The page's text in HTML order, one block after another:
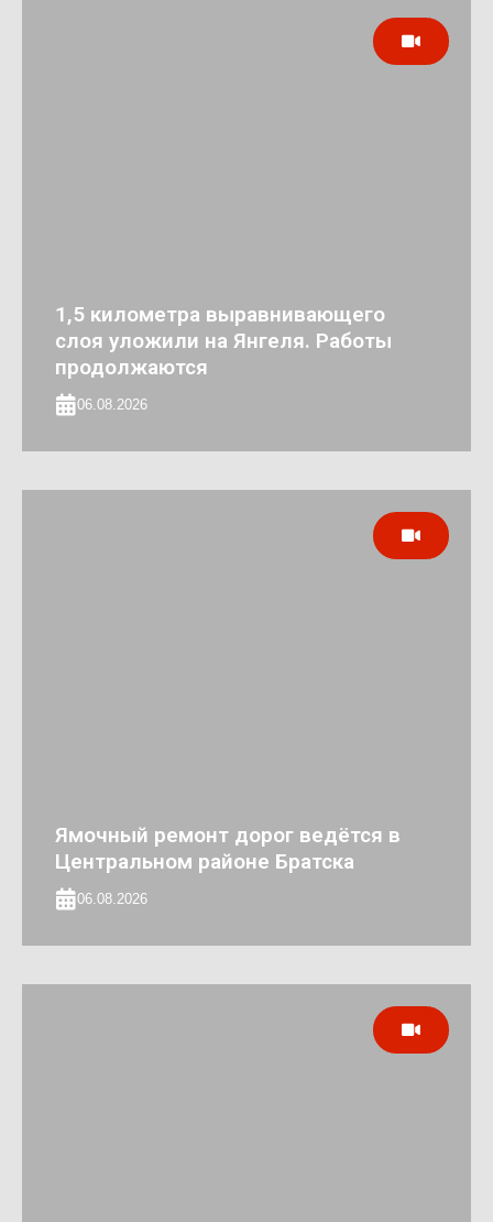
1,5 километра выравнивающего
слоя уложили на Янгеля. Работы
продолжаются
06.08.2026
Ямочный ремонт дорог ведётся в
Центральном районе Братска
06.08.2026